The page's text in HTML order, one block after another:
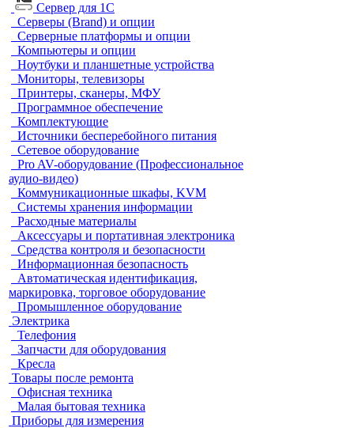
Сервер для 1С
Серверы (Brand) и опции
Серверные платформы и опции
Компьютеры и опции
Ноутбуки и планшетные устройства
Мониторы, телевизоры
Принтеры, сканеры, МФУ
Программное обеспечение
Комплектующие
Источники бесперебойного питания
Сетевое оборудование
Pro AV-оборудование (Профессиональное
аудио-видео)
Коммуникационные шкафы, KVM
Системы хранения информации
Расходные материалы
Аксессуары и портативная электроника
Средства контроля и безопасности
Информационная безопасность
Автоматическая идентификация,
маркировка, торговое оборудование
Промышленное оборудование
Электрика
Телефония
Запчасти для оборудования
Кресла
Товары после ремонта
Офисная техника
Малая бытовая техника
Приборы для измерения